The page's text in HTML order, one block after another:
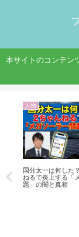
本サイトのコンテン
人物
国分太一は何した
ねるで炎上する「
題」の闇と真相